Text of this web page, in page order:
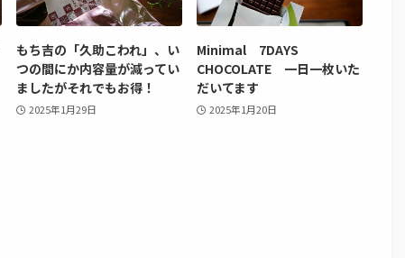
もち吉の「久助こわれ」、い
つの間にか内容量が減ってい
ましたがそれでもお得！
2025年1月29日
Minimal 7DAYS
CHOCOLATE 一日一枚いた
だいてます
2025年1月20日